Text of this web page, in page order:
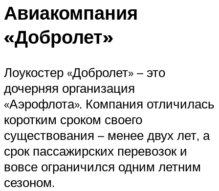
Авиакомпания
«Добролет»
Лоукостер «Добролет» – это
дочерняя организация
«Аэрофлота». Компания отличилась
коротким сроком своего
существования – менее двух лет, а
срок пассажирских перевозок и
вовсе ограничился одним летним
сезоном.